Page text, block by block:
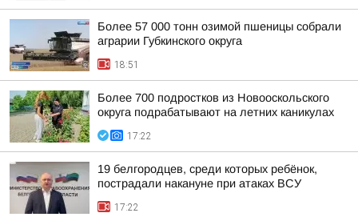
Более 57 000 тонн озимой пшеницы собрали
аграрии Губкинского округа
18:51
Более 700 подростков из Новооскольского
округа подрабатывают на летних каникулах
17:22
19 белгородцев, среди которых ребёнок,
пострадали накануне при атаках ВСУ
17:22